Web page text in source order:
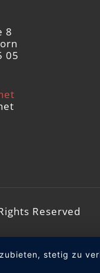
8
05
Reserved
stetig zu